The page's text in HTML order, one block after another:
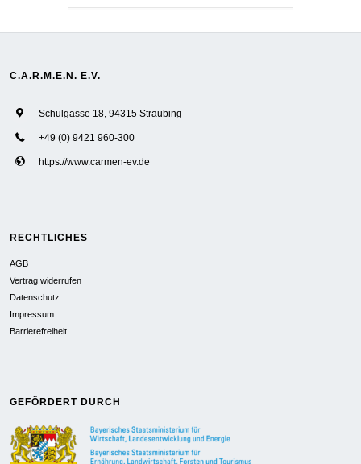
C.A.R.M.E.N. E.V.
Schulgasse 18, 94315 Straubing
+49 (0) 9421 960-300
https://www.carmen-ev.de
RECHTLICHES
AGB
Vertrag widerrufen
Datenschutz
Impressum
Barrierefreiheit
GEFÖRDERT DURCH